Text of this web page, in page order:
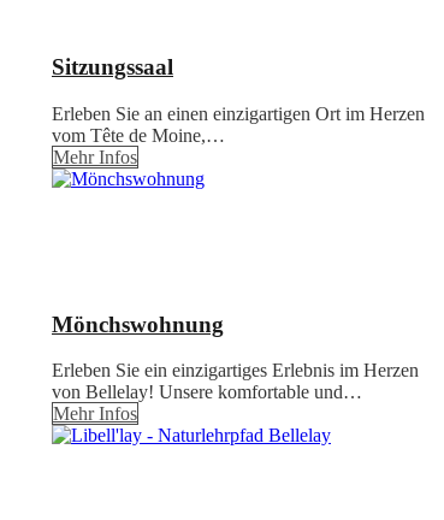
Sitzungssaal
Erleben Sie an einen einzigartigen Ort im Herzen
vom Tête de Moine,…
Mehr Infos
Mönchswohnung
Erleben Sie ein einzigartiges Erlebnis im Herzen
von Bellelay! Unsere komfortable und…
Mehr Infos